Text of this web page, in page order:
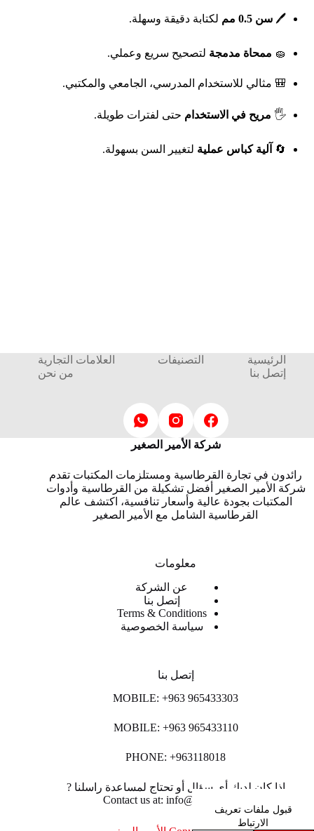
قبول ملفات تعريف
الارتباط
🖊️ سن 0.5 مم لكتابة دقيقة وسهلة.
🧽 ممحاة مدمجة لتصحيح سريع وعملي.
🎒 مثالي للاستخدام المدرسي، الجامعي والمكتبي.
🖐️ مريح في الاستخدام حتى لفترات طويلة.
🔄 آلية كباس عملية لتغيير السن بسهولة.
الرئيسية التصنيفات
العلامات التجارية
إتصل بنا
من نحن
شركة الأمير الصغير
رائدون في تجارة القرطاسية ومستلزمات المكتبات تقدم
شركة الأمير الصغير أفضل تشكيلة من القرطاسية وأدوات
المكتبات بجودة عالية وأسعار تنافسية، اكتشف عالم
القرطاسية الشامل مع الأمير الصغير
معلومات
عن الشركة
إتصل بنا
Terms & Conditions
سياسة الخصوصية
إتصل بنا
MOBILE: +963 965433303
MOBILE: +963 965433110
PHONE: +963118018
اذا كان لديك أي سؤال أو تحتاج لمساعدة راسلنا ?
Contact us at: info@lpco-llc.com